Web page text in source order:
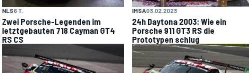
NLS6 T.
Zwei Porsche-Legenden im
letztgebauten 718 Cayman GT4
RS CS
IMSA03.02.2023
24h Daytona 2003: Wie ein
Porsche 911 GT3 RS die
Prototypen schlug